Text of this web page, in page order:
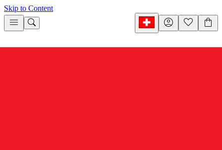
Skip to Content